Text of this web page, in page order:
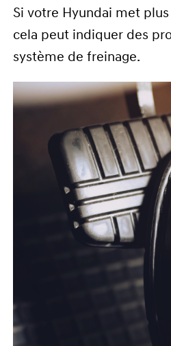
Si votre Hyundai met
cela peut indiquer des
système de freinage.